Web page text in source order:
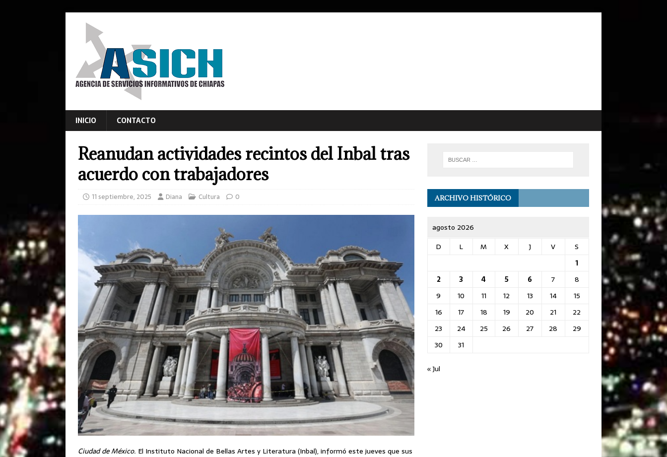
INICIO CONTACTO
Reanudan actividades recintos del Inbal tras
acuerdo con trabajadores
11 septiembre, 2025 Diana Cultura 0
Ciudad de México. El Instituto Nacional de Bellas Artes y Literatura (Inbal), informó este jueves que sus
ARCHIVO HISTÓRICO
agosto 2026
D
L M X J V
S
1
2
3 4 5 6 7
8
9
10 11 12 13 14
15
16
17 18 19 20 21
22
23
24 25 26 27 28
29
30
31
« Jul